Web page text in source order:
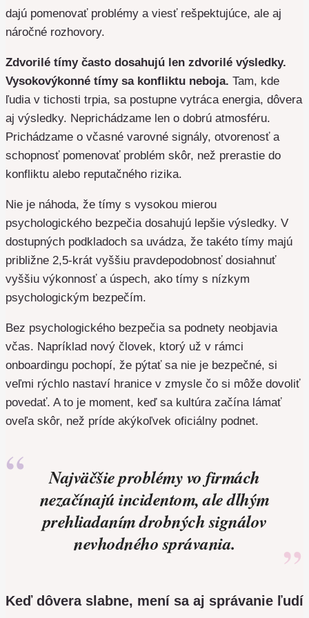
dajú pomenovať problémy a viesť rešpektujúce, ale aj
náročné rozhovory.
Zdvorilé tímy často dosahujú len zdvorilé výsledky.
Vysokovýkonné tímy sa konfliktu neboja. Tam, kde
ľudia v tichosti trpia, sa postupne vytráca energia, dôvera
aj výsledky. Neprichádzame len o dobrú atmosféru.
Prichádzame o včasné varovné signály, otvorenosť a
schopnosť pomenovať problém skôr, než prerastie do
konfliktu alebo reputačného rizika.
Nie je náhoda, že tímy s vysokou mierou
psychologického bezpečia dosahujú lepšie výsledky. V
dostupných podkladoch sa uvádza, že takéto tímy majú
približne 2,5-krát vyššiu pravdepodobnosť dosiahnuť
vyššiu výkonnosť a úspech, ako tímy s nízkym
psychologickým bezpečím.
Bez psychologického bezpečia sa podnety neobjavia
včas. Napríklad nový človek, ktorý už v rámci
onboardingu pochopí, že pýtať sa nie je bezpečné, si
veľmi rýchlo nastaví hranice v zmysle čo si môže dovoliť
povedať. A to je moment, keď sa kultúra začína lámať
oveľa skôr, než príde akýkoľvek oficiálny podnet.
Najväčšie problémy vo firmách
nezačínajú incidentom, ale dlhým
prehliadaním drobných signálov
nevhodného správania.
Keď dôvera slabne, mení sa aj správanie ľudí